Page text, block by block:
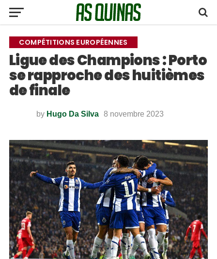
COMPÉTITIONS EUROPÉENNES
Ligue des Champions : Porto
se rapproche des huitièmes
de finale
by Hugo Da Silva 8 novembre 2023